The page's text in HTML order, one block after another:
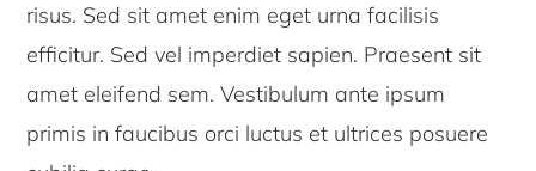
risus. Sed sit amet enim eget urna facilisis
efficitur. Sed vel imperdiet sapien. Praesent sit
amet eleifend sem. Vestibulum ante ipsum
primis in faucibus orci luctus et ultrices posuere